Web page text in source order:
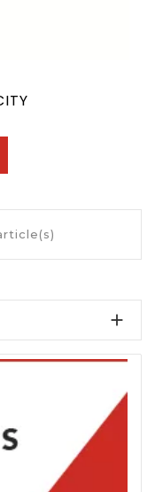
5 000 € :
: des tables
ateliers, avec des
pas. Ardoise des
et châssis en bois
jeu américain ou
